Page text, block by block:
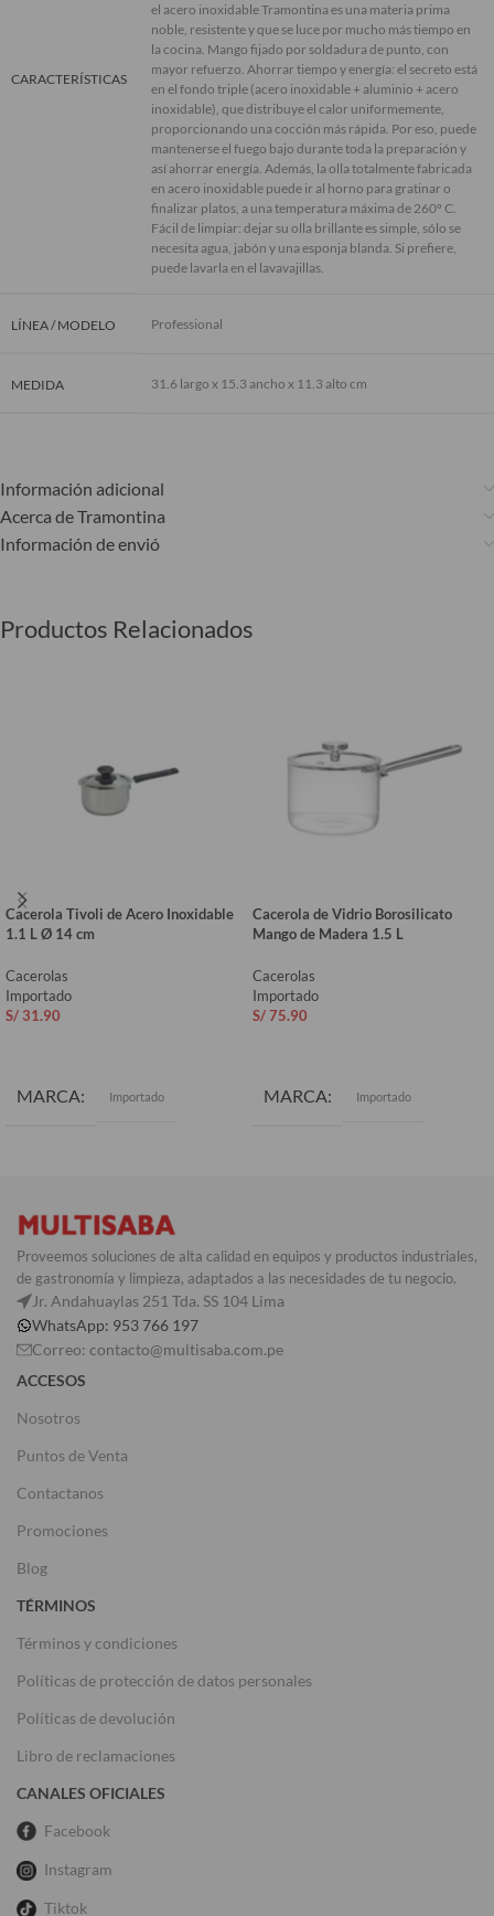
CARACTERÍSTICAS
el acero inoxidable Tramontina es una materia prima
noble, resistente y que se luce por mucho más tiempo en
la cocina. Mango fijado por soldadura de punto, con
mayor refuerzo. Ahorrar tiempo y energía: el secreto está
en el fondo triple (acero inoxidable + aluminio + acero
inoxidable), que distribuye el calor uniformemente,
proporcionando una cocción más rápida. Por eso, puede
mantenerse el fuego bajo durante toda la preparación y
así ahorrar energía. Además, la olla totalmente fabricada
en acero inoxidable puede ir al horno para gratinar o
finalizar platos, a una temperatura máxima de 260º C.
Fácil de limpiar: dejar su olla brillante es simple, sólo se
necesita agua, jabón y una esponja blanda. Si prefiere,
puede lavarla en el lavavajillas.
LÍNEA / MODELO Professional
MEDIDA 31.6 largo x 15.3 ancho x 11.3 alto cm
Información adicional
Acerca de Tramontina
Información de envió
Productos Relacionados
Cacerola Tivoli de Acero Inoxidable
1.1 L Ø 14 cm
Cacerolas
Importado
S/ 31.90
MARCA Importado
Cacerola de Vidrio Borosilicato
Mango de Madera 1.5 L
Cacerolas
Importado
S/75.90
MARCA Importado
Proveemos soluciones de alta calidad en equipos y productos industriales,
de gastronomía y limpieza, adaptados a las necesidades de tu negocio.
Jr. Andahuaylas 251 Tda. SS 104 Lima
WhatsApp: 953 766 197
Correo: contacto@multisaba.com.pe
ACCESOS
Nosotros
Puntos de Venta
Contactanos
Promociones
Blog
TÉRMINOS
Términos y condiciones
Políticas de protección de datos personales
Políticas de devolución
Libro de reclamaciones
CANALES OFICIALES
Facebook
Instagram
Tiktok